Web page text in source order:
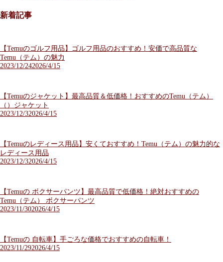
新着記事
【Temuのゴルフ用品】ゴルフ用品のおすすめ！安価で高品質な
Temu（テム）の魅力
2023/12/242026/4/15
【Temuのジャケット】最高品質＆低価格！おすすめのTemu（テム）
（）ジャケット
2023/12/32026/4/15
【Temuのレディース用品】安くておすすめ！Temu（テム）の魅力的な
レディース用品
2023/12/32026/4/15
【Temuの ボクサーパンツ】最高品質で低価格！絶対おすすめの
Temu（テム） ボクサーパンツ
2023/11/302026/4/15
【Temuの 自転車】手ごろな価格でおすすめの自転車！
2023/11/292026/4/15